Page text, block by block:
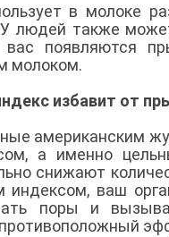
в молоке
людей также
появляются
молоком.
избавит от
американским
а именно
снижают
ваш
поры и